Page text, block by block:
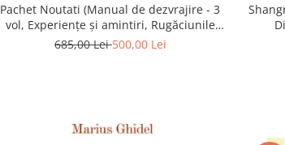
Pachet Noutati (Manual de dezvrajire - 3
vol, Experiențe și amintiri, Rugăciunile
Luceafarului de dimineata) - Marius
685,00 Lei500,00 Lei